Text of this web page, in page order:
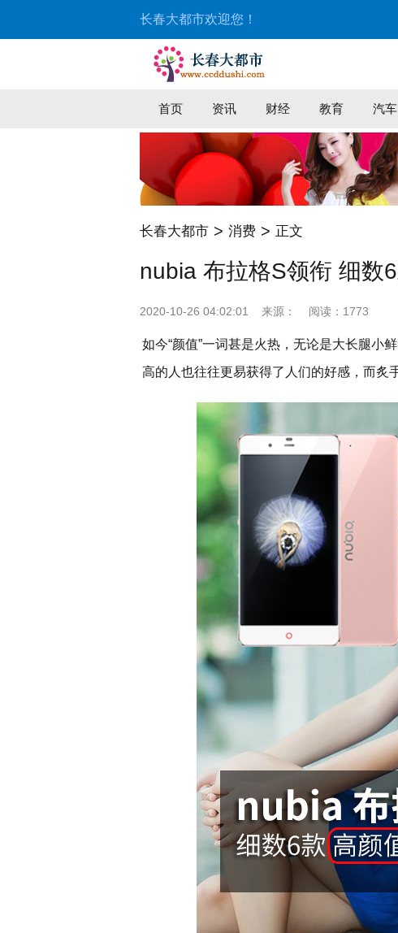
长春大都市欢迎您！
首页 资讯 财经 教育 汽车
长春大都市 > 消费 > 正文
nubia 布拉格S领衔 细数
2020-10-26 04:02:01 来源： 阅读：1773
如今“颜值”一词甚是火热，无论是大长腿小
高的人也往往更易获得了人们的好感，而炙